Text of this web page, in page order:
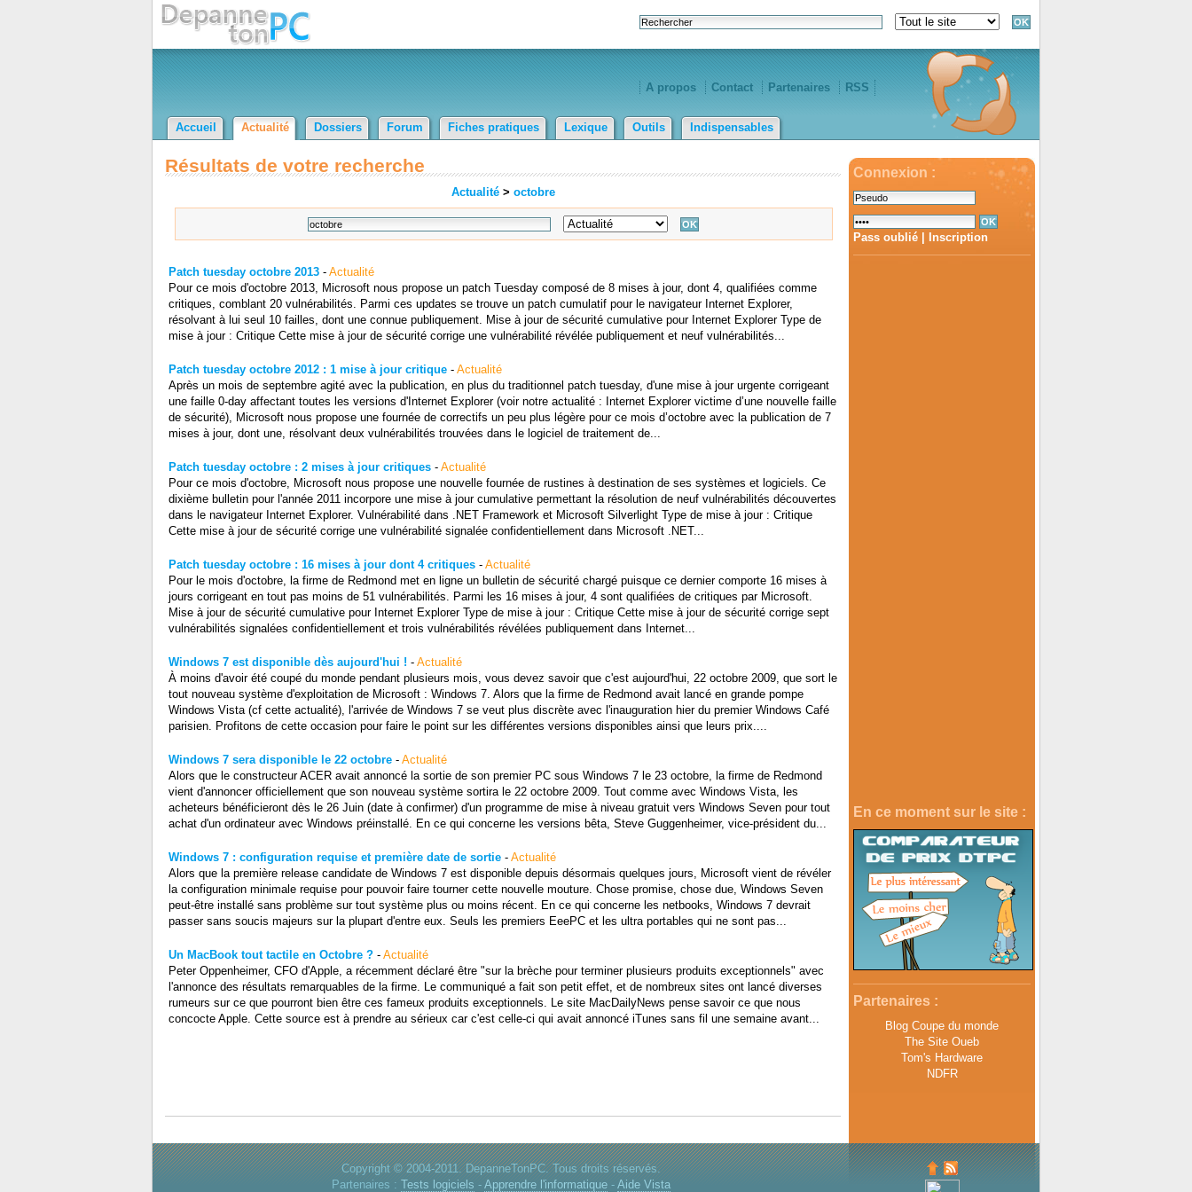
A propos Contact Partenaires RSS
Accueil Actualité Dossiers Forum Fiches pratiques Lexique Outils Indispensables
Connexion :
Pass oublié Inscription
En ce moment sur le site :
Partenaires :
Blog Coupe du monde
The Site Oueb
Tom's Hardware
NDFR
Résultats de votre recherche
Actualité> octobre
Patch tuesday octobre 2013- Actualité
Pour ce mois d'octobre 2013, Microsoft nous propose un patch Tuesday composé de 8 mises à jour, dont 4, qualifiées comme
critiques, comblant 20 vulnérabilités. Parmi ces updates se trouve un patch cumulatif pour le navigateur Internet Explorer,
résolvant à lui seul 10 failles, dont une connue publiquement. Mise à jour de sécurité cumulative pour Internet Explorer Type de
mise à jour : Critique Cette mise à jour de sécurité corrige une vulnérabilité révélée publiquement et neuf vulnérabilités...
Patch tuesday octobre 2012 : 1 mise à jour critique- Actualité
Après un mois de septembre agité avec la publication, en plus du traditionnel patch tuesday, d'une mise à jour urgente corrigeant
une faille 0-day affectant toutes les versions d'Internet Explorer (voir notre actualité : Internet Explorer victime d’une nouvelle faille
de sécurité), Microsoft nous propose une fournée de correctifs un peu plus légère pour ce mois d’octobre avec la publication de 7
mises à jour, dont une, résolvant deux vulnérabilités trouvées dans le logiciel de traitement de...
Patch tuesday octobre : 2 mises à jour critiques- Actualité
Pour ce mois d'octobre, Microsoft nous propose une nouvelle fournée de rustines à destination de ses systèmes et logiciels. Ce
dixième bulletin pour l'année 2011 incorpore une mise à jour cumulative permettant la résolution de neuf vulnérabilités découvertes
dans le navigateur Internet Explorer. Vulnérabilité dans .NET Framework et Microsoft Silverlight Type de mise à jour : Critique
Cette mise à jour de sécurité corrige une vulnérabilité signalée confidentiellement dans Microsoft .NET...
Patch tuesday octobre : 16 mises à jour dont 4 critiques- Actualité
Pour le mois d'octobre, la firme de Redmond met en ligne un bulletin de sécurité chargé puisque ce dernier comporte 16 mises à
jours corrigeant en tout pas moins de 51 vulnérabilités. Parmi les 16 mises à jour, 4 sont qualifiées de critiques par Microsoft.
Mise à jour de sécurité cumulative pour Internet Explorer Type de mise à jour : Critique Cette mise à jour de sécurité corrige sept
vulnérabilités signalées confidentiellement et trois vulnérabilités révélées publiquement dans Internet...
Windows 7 est disponible dès aujourd'hui ! - Actualité
À moins d'avoir été coupé du monde pendant plusieurs mois, vous devez savoir que c'est aujourd'hui, 22 octobre 2009, que sort le
tout nouveau système d'exploitation de Microsoft : Windows 7. Alors que la firme de Redmond avait lancé en grande pompe
Windows Vista (cf cette actualité), l'arrivée de Windows 7 se veut plus discrète avec l'inauguration hier du premier Windows Café
parisien. Profitons de cette occasion pour faire le point sur les différentes versions disponibles ainsi que leurs prix....
Windows 7 sera disponible le 22 octobre- Actualité
Alors que le constructeur ACER avait annoncé la sortie de son premier PC sous Windows 7 le 23 octobre, la firme de Redmond
vient d'annoncer officiellement que son nouveau système sortira le 22 octobre 2009. Tout comme avec Windows Vista, les
acheteurs bénéficieront dès le 26 Juin (date à confirmer) d'un programme de mise à niveau gratuit vers Windows Seven pour tout
achat d'un ordinateur avec Windows préinstallé. En ce qui concerne les versions bêta, Steve Guggenheimer, vice-président du...
Windows 7 : configuration requise et première date de sortie- Actualité
Alors que la première release candidate de Windows 7 est disponible depuis désormais quelques jours, Microsoft vient de révéler
la configuration minimale requise pour pouvoir faire tourner cette nouvelle mouture. Chose promise, chose due, Windows Seven
peut-être installé sans problème sur tout système plus ou moins récent. En ce qui concerne les netbooks, Windows 7 devrait
passer sans soucis majeurs sur la plupart d'entre eux. Seuls les premiers EeePC et les ultra portables qui ne sont pas...
Un MacBook tout tactile en Octobre ?- Actualité
Peter Oppenheimer, CFO d'Apple, a récemment déclaré être "sur la brèche pour terminer plusieurs produits exceptionnels" avec
l'annonce des résultats remarquables de la firme. Le communiqué a fait son petit effet, et de nombreux sites ont lancé diverses
rumeurs sur ce que pourront bien être ces fameux produits exceptionnels. Le site MacDailyNews pense savoir ce que nous
concocte Apple. Cette source est à prendre au sérieux car c'est celle-ci qui avait annoncé iTunes sans fil une semaine avant...
Copyright © 2004-2011. DepanneTonPC. Tous droits réservés.
Partenaires : Tests logiciels - Apprendre l'informatique- Aide Vista